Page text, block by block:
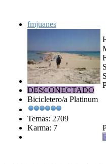
fmjuanes
DESCONECTADO
Bicicletero/a Platinum
Temas: 2709
Karma: 7